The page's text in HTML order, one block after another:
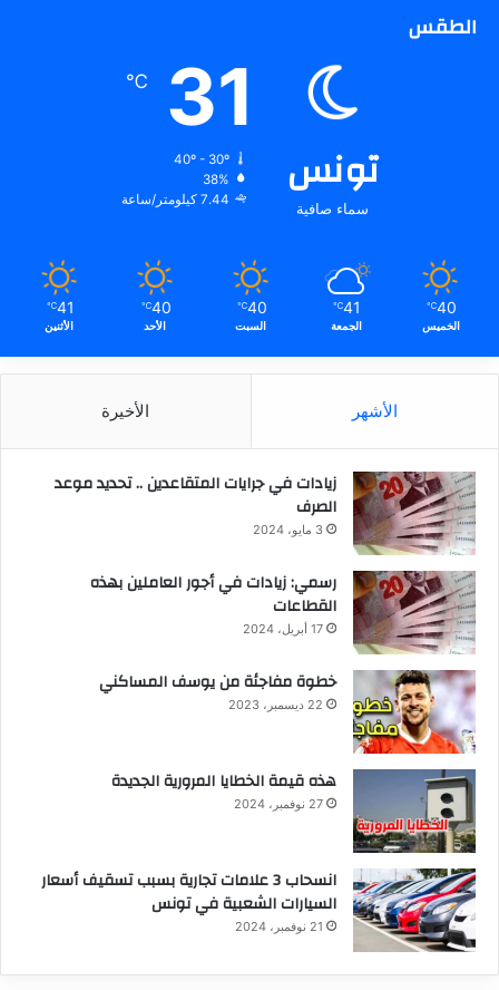
الطقس
تونس
سماء صافية
31
℃
40º - 30º
38%
7.44 كيلومتر/ساعة
40
℃
الخميس
41
℃
الجمعة
40
℃
السبت
40
℃
الأحد
41
℃
الأثنين
الأشهر الأخيرة
زيادات في جرايات المتقاعدين .. تحديد موعد
الصرف
3 مايو، 2024
رسمي: زيادات في أجور العاملين بهذه
القطاعات
17 أبريل، 2024
خطوة مفاجئة من يوسف المساكني
22 ديسمبر، 2023
هذه قيمة الخطايا المرورية الجديدة
27 نوفمبر، 2024
انسحاب 3 علامات تجارية بسبب تسقيف أسعار
السيارات الشعبية في تونس
21 نوفمبر، 2024